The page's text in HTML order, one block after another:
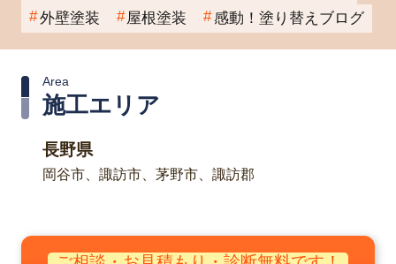
外壁塗装
屋根塗装 感動！塗り替えブログ
施工エリア
Area
長野県
岡谷市、諏訪市、茅野市、諏訪郡